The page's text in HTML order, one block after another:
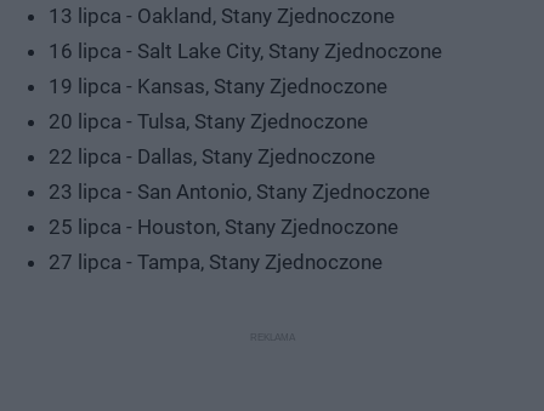
13 lipca - Oakland, Stany Zjednoczone
16 lipca - Salt Lake City, Stany Zjednoczone
19 lipca - Kansas, Stany Zjednoczone
20 lipca - Tulsa, Stany Zjednoczone
22 lipca - Dallas, Stany Zjednoczone
23 lipca - San Antonio, Stany Zjednoczone
25 lipca - Houston, Stany Zjednoczone
27 lipca - Tampa, Stany Zjednoczone